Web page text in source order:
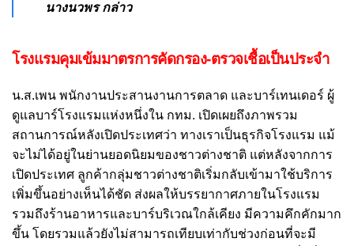
นางนวพร กล่าว
โรงแรมคุมเข้มมาตรการคัดกรอง-ตรวจเชื้อเป็นประจำ
น.ส.เพน พนักงานประสานงานการตลาด และบาร์เทนเดอร์ ผู้
ดูแลบาร์โรงแรมแห่งหนึ่งใน กทม. เปิดเผยถึงภาพรวม
สถานการณ์หลังเปิดประเทศว่า ทางเราเป็นธุรกิจโรงแรม แม้
จะไม่ได้อยู่ในย่านยอดนิยมของชาวต่างชาติ แต่หลังจากการ
เปิดประเทศ ลูกค้ากลุ่มชาวต่างชาติเริ่มกลับเข้ามาใช้บริการ
เพิ่มขึ้นอย่างเห็นได้ชัด ส่งผลให้บรรยากาศภายในโรงแรม
รวมถึงร้านอาหารและบาร์บริเวณใกล้เคียง มีความคึกคักมาก
ขึ้น โดยรวมแล้วยังไม่สามารถเทียบเท่ากับช่วงก่อนที่จะมี